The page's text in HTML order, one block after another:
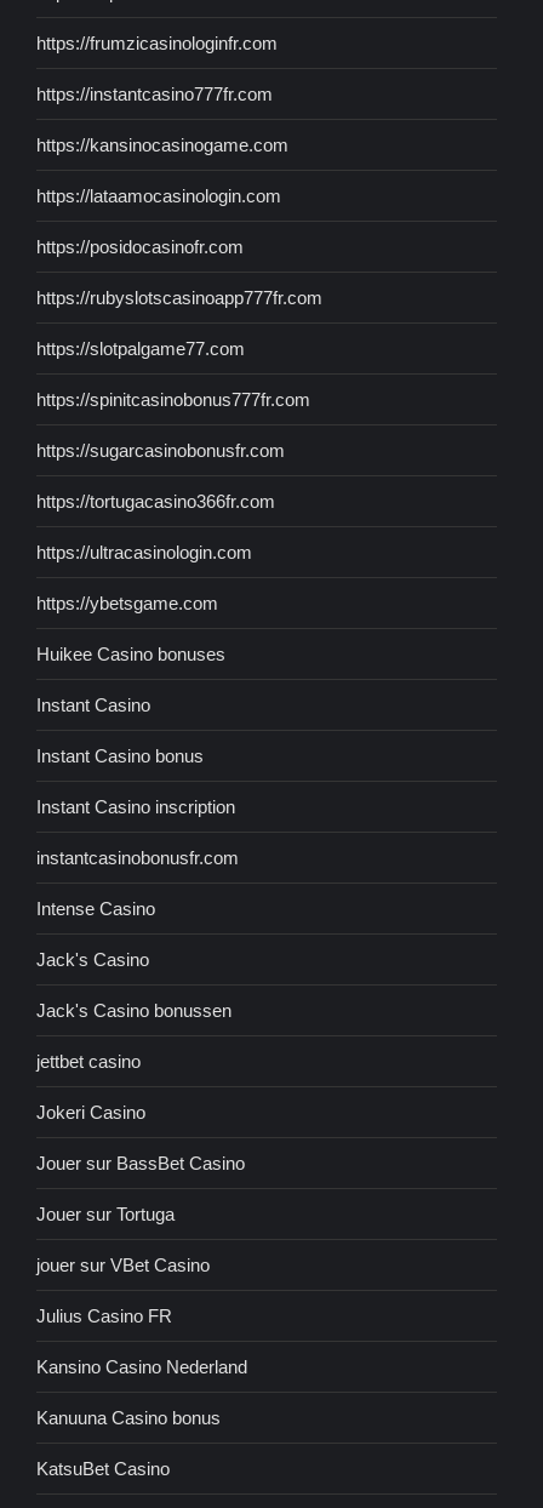
https://frumzicasinologinfr.com
https://instantcasino777fr.com
https://kansinocasinogame.com
https://lataamocasinologin.com
https://posidocasinofr.com
https://rubyslotscasinoapp777fr.com
https://slotpalgame77.com
https://spinitcasinobonus777fr.com
https://sugarcasinobonusfr.com
https://tortugacasino366fr.com
https://ultracasinologin.com
https://ybetsgame.com
Huikee Casino bonuses
Instant Casino
Instant Casino bonus
Instant Casino inscription
instantcasinobonusfr.com
Intense Casino
Jack's Casino
Jack's Casino bonussen
jettbet casino
Jokeri Casino
Jouer sur BassBet Casino
Jouer sur Tortuga
jouer sur VBet Casino
Julius Casino FR
Kansino Casino Nederland
Kanuuna Casino bonus
KatsuBet Casino